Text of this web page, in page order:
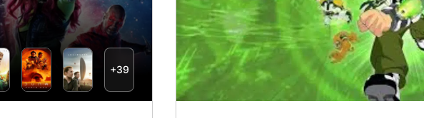
+39
# Películas que entendí al crecer
#
# BEN 10